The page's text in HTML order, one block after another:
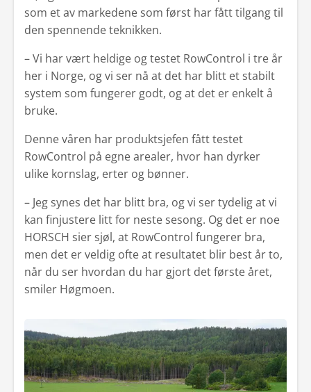
som et av markedene som først har fått tilgang til
den spennende teknikken.
– Vi har vært heldige og testet RowControl i tre år
her i Norge, og vi ser nå at det har blitt et stabilt
system som fungerer godt, og at det er enkelt å
bruke.
Denne våren har produktsjefen fått testet
RowControl på egne arealer, hvor han dyrker
ulike kornslag, erter og bønner.
– Jeg synes det har blitt bra, og vi ser tydelig at vi
kan finjustere litt for neste sesong. Og det er noe
HORSCH sier sjøl, at RowControl fungerer bra,
men det er veldig ofte at resultatet blir best år to,
når du ser hvordan du har gjort det første året,
smiler Høgmoen.